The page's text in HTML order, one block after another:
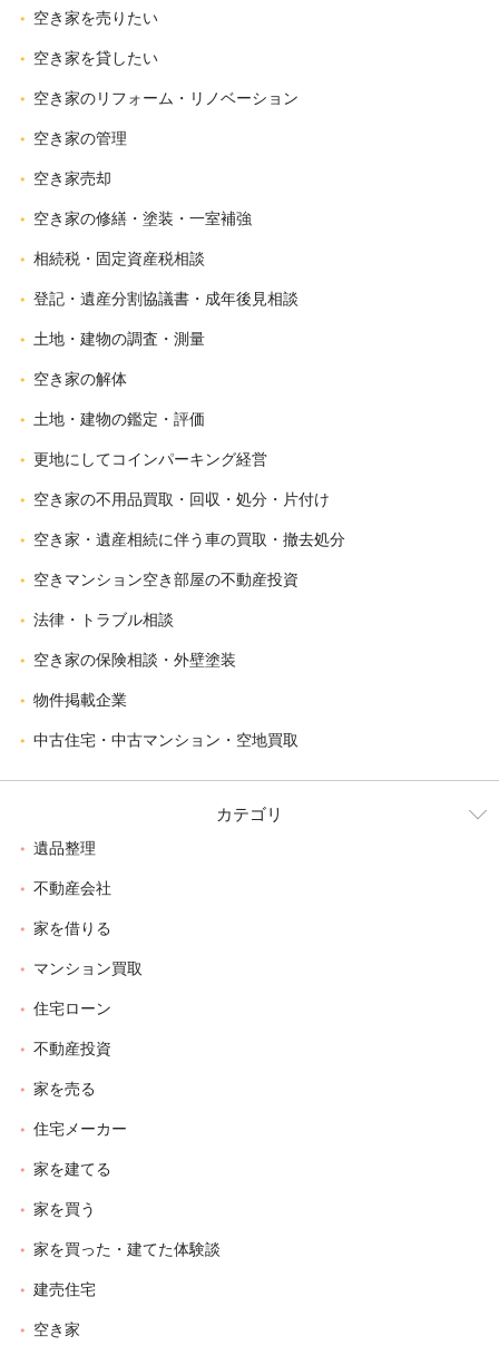
空き家を売りたい
空き家を貸したい
空き家のリフォーム・リノベーション
空き家の管理
空き家売却
空き家の修繕・塗装・一室補強
相続税・固定資産税相談
登記・遺産分割協議書・成年後見相談
土地・建物の調査・測量
空き家の解体
土地・建物の鑑定・評価
更地にしてコインパーキング経営
空き家の不用品買取・回収・処分・片付け
空き家・遺産相続に伴う車の買取・撤去処分
空きマンション空き部屋の不動産投資
法律・トラブル相談
空き家の保険相談・外壁塗装
物件掲載企業
中古住宅・中古マンション・空地買取
カテゴリ
遺品整理
不動産会社
家を借りる
マンション買取
住宅ローン
不動産投資
家を売る
住宅メーカー
家を建てる
家を買う
家を買った・建てた体験談
建売住宅
空き家